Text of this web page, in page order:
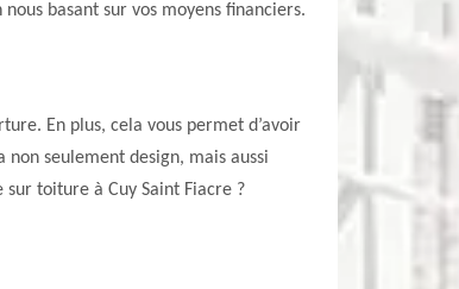
basant sur vos moyens financiers.
En plus, cela vous permet d’avoir
seulement design, mais aussi
toiture à Cuy Saint Fiacre ?